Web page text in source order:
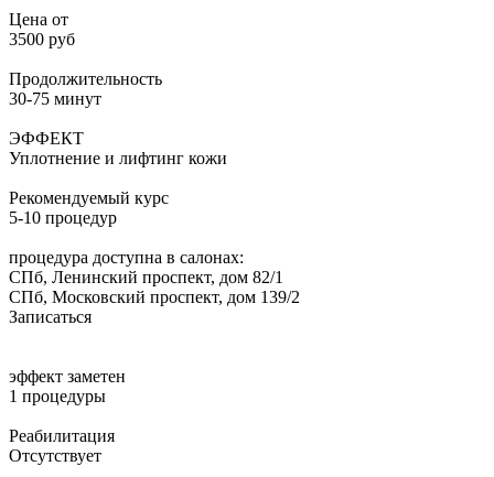
Цена от
3500 руб
Продолжительность
30-75 минут
ЭФФЕКТ
Уплотнение и лифтинг кожи
Рекомендуемый курс
5-10 процедур
процедура доступна в салонах:
СПб, Ленинский проспект, дом 82/1
СПб, Московский проспект, дом 139/2
Записаться
эффект заметен
1 процедуры
Реабилитация
Отсутствует